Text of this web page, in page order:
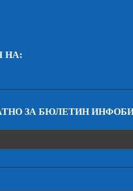
НА:
ЗА БЮЛЕТИН